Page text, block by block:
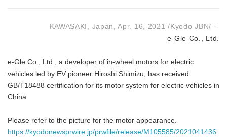
KAWASAKI, Japan, Apr. 16, 2021 /Kyodo JBN/ --
e-Gle Co., Ltd.
e-Gle Co., Ltd., a developer of in-wheel motors for electric
vehicles led by EV pioneer Hiroshi Shimizu, has received
GB/T18488 certification for its motor system for electric vehicles in
China.
Please refer to the picture for the motor appearance.
https://kyodonewsprwire.jp/prwfile/release/M105585/2021041436